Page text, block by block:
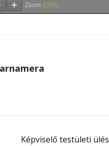
Zoom 100%
Képviselő testületi ülés